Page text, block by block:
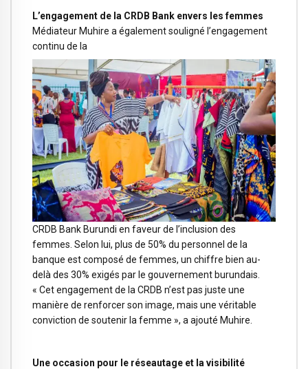
L’engagement de la CRDB Bank envers les femmes
Médiateur Muhire a également souligné l’engagement
continu de la
CRDB Bank Burundi en faveur de l’inclusion des
femmes. Selon lui, plus de 50% du personnel de la
banque est composé de femmes, un chiffre bien au-
delà des 30% exigés par le gouvernement burundais.
« Cet engagement de la CRDB n’est pas juste une
manière de renforcer son image, mais une véritable
conviction de soutenir la femme », a ajouté Muhire.
Une occasion pour le réseautage et la visibilité